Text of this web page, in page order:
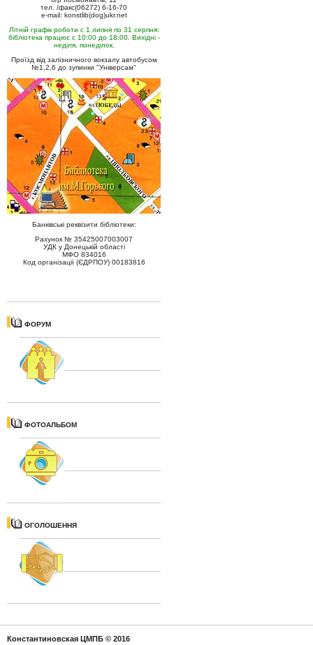
тел. /факс(06272) 6-16-70
e-mail: konstlib(dog)ukr.net
Літній графік роботи с 1 липня по 31 серпня:
бібліотека працює с 10:00 до 18:00. Вихідні -
неділя, понеділок.
Проїзд від залізничного вокзалу автобусом
№1,2,6 до зупинки "Універсам"
Банківські реквізити бібліотеки:
Рахунок № 35425007003007
УДК у Донецькій області
МФО 834016
Код організації (ЄДРПОУ) 00183816
ФОРУМ
ФОТОАЛЬБОМ
ОГОЛОШЕННЯ
Константиновская ЦМПБ © 2016